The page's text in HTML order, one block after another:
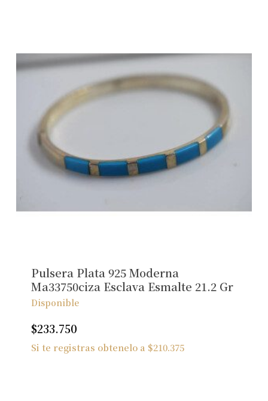
Pulsera Plata 925 Moderna
Ma33750ciza Esclava Esmalte 21.2 Gr
Disponible
$233.750
Si te registras obtenelo a $210.375